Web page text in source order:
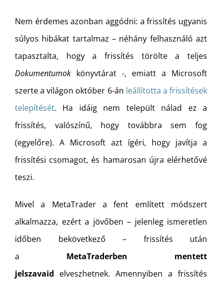
Nem érdemes azonban aggódni: a frissítés ugyanis
súlyos hibákat tartalmaz – néhány felhasználó azt
tapasztalta, hogy a frissítés törölte a teljes
Dokumentumok könyvtárat -, emiatt a Microsoft
szerte a világon október 6-án leállította a frissítések
telepítését. Ha idáig nem települt nálad ez a
frissítés, valószínű, hogy továbbra sem fog
(egyelőre). A Microsoft azt ígéri, hogy javítja a
frissítési csomagot, és hamarosan újra elérhetővé
teszi.
Mivel a MetaTrader a fent említett módszert
alkalmazza, ezért a jövőben – jelenleg ismeretlen
időben bekövetkező – frissítés után
a MetaTraderben mentett
jelszavaid elveszhetnek. Amennyiben a frissítés